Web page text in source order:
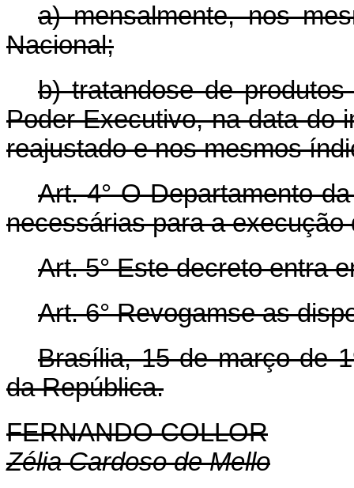
a) mensalmente, nos
Nacional;
b) tratando­se de
Poder Executivo, na data do
reajustado e nos mesmos
Art.4° O Departamento
necessárias para a execução
Art.5° Este decreto entra
Art.6° Revogam­se as
Brasília, 15 de março de
da República.
FERNANDO COLLOR
Zélia Cardoso de Mello